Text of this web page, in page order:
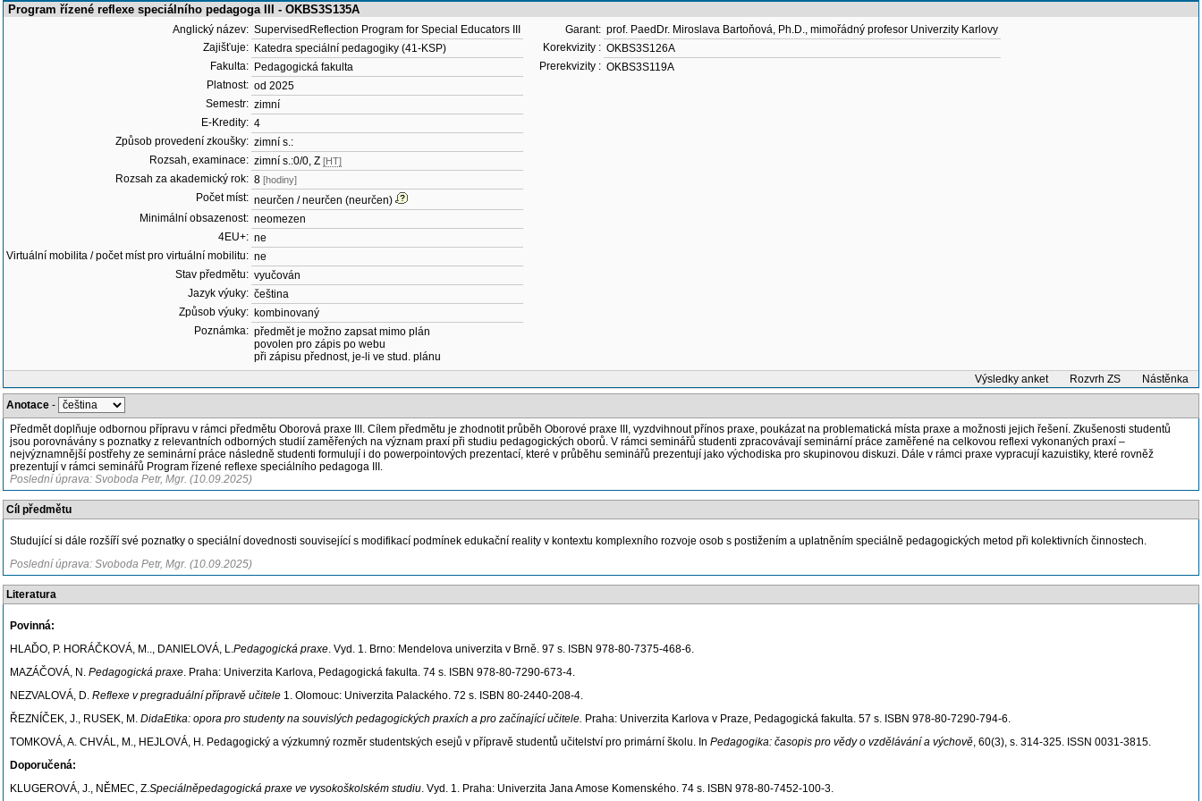
Program řízené reflexe speciálního pedagoga III - OKBS3S135A
Anglický název: SupervisedReflection Program for Special Educators III
Zajišťuje: Katedra speciální pedagogiky (41-KSP)
Fakulta: Pedagogická fakulta
Platnost: od 2025
Semestr: zimní
E-Kredity: 4
Způsob provedení zkoušky: zimní s.:
Rozsah, examinace: zimní s.:0/0, Z [HT]
Rozsah za akademický rok: 8 [hodiny]
Počet míst: neurčen / neurčen (neurčen)
Minimální obsazenost: neomezen
4EU+: ne
Virtuální mobilita / počet míst pro virtuální mobilitu: ne
Stav předmětu: vyučován
Jazyk výuky: čeština
Způsob výuky: kombinovaný
Poznámka: předmět je možno zapsat mimo plán
povolen pro zápis po webu
při zápisu přednost, je-li ve stud. plánu
Garant: prof. PaedDr. Miroslava Bartoňová, Ph.D., mimořádný profesor Univerzity Karlovy
Korekvizity : OKBS3S126A
Prerekvizity : OKBS3S119A
Výsledky anket Rozvrh ZS Nástěnka
Anotace -
Předmět doplňuje odbornou přípravu v rámci předmětu Oborová praxe III. Cílem předmětu je zhodnotit průběh Oborové praxe III, vyzdvihnout přínos praxe, poukázat na problematická místa praxe a možnosti jejich řešení. Zkušenosti studentů
jsou porovnávány s poznatky z relevantních odborných studií zaměřených na význam praxí při studiu pedagogických oborů. V rámci seminářů studenti zpracovávají seminární práce zaměřené na celkovou reflexi vykonaných praxí –
nejvýznamnější postřehy ze seminární práce následně studenti formulují i do powerpointových prezentací, které v průběhu seminářů prezentují jako východiska pro skupinovou diskuzi. Dále v rámci praxe vypracují kazuistiky, které rovněž
prezentují v rámci seminářů Program řízené reflexe speciálního pedagoga III.
Poslední úprava: Svoboda Petr, Mgr. (10.09.2025)
Cíl předmětu
Studující si dále rozšíří své poznatky o speciální dovednosti související s modifikací podmínek edukační reality v kontextu komplexního rozvoje osob s postižením a uplatněním speciálně pedagogických metod při kolektivních činnostech.
Poslední úprava: Svoboda Petr, Mgr. (10.09.2025)
Literatura
Povinná:
HLAĎO, P. HORÁČKOVÁ, M.., DANIELOVÁ, L.Pedagogická praxe. Vyd. 1. Brno: Mendelova univerzita v Brně. 97 s. ISBN 978-80-7375-468-6.
MAZÁČOVÁ, N. Pedagogická praxe. Praha: Univerzita Karlova, Pedagogická fakulta. 74 s. ISBN 978-80-7290-673-4.
NEZVALOVÁ, D. Reflexe v pregraduální přípravě učitele 1. Olomouc: Univerzita Palackého. 72 s. ISBN 80-2440-208-4.
ŘEZNÍČEK, J., RUSEK, M. DidaEtika: opora pro studenty na souvislých pedagogických praxích a pro začínající učitele. Praha: Univerzita Karlova v Praze, Pedagogická fakulta. 57 s. ISBN 978-80-7290-794-6.
TOMKOVÁ, A. CHVÁL, M., HEJLOVÁ, H. Pedagogický a výzkumný rozměr studentských esejů v přípravě studentů učitelství pro primární školu. In Pedagogika: časopis pro vědy o vzdělávání a výchově, 60(3), s. 314-325. ISSN 0031-3815.
Doporučená:
KLUGEROVÁ, J., NĚMEC, Z.Speciálněpedagogická praxe ve vysokoškolském studiu. Vyd. 1. Praha: Univerzita Jana Amose Komenského. 74 s. ISBN 978-80-7452-100-3.